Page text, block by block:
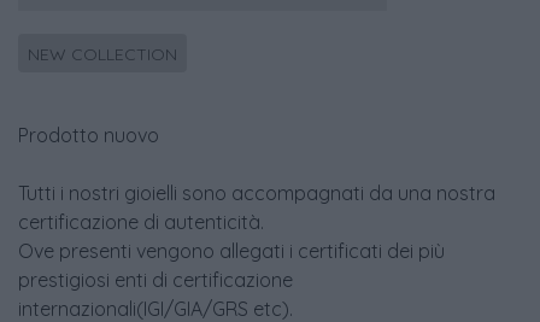
NEW COLLECTION
Prodotto nuovo
Tutti i nostri gioielli sono accompagnati da una nostra
certificazione di autenticità.
Ove presenti vengono allegati i certificati dei più
prestigiosi enti di certificazione
internazionali(IGI/GIA/GRS etc).